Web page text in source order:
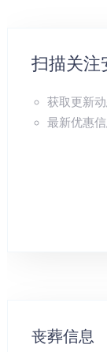
大家要知道当
合局也是风水
运合局，理气
造成人丁兴旺
或者水法于元
运都会衰败严
山脉蜿蜒起伏的
扫描关注
获取更新
最新优惠
丧葬信息